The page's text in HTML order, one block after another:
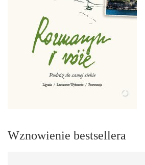
Wznowienie bestsellera